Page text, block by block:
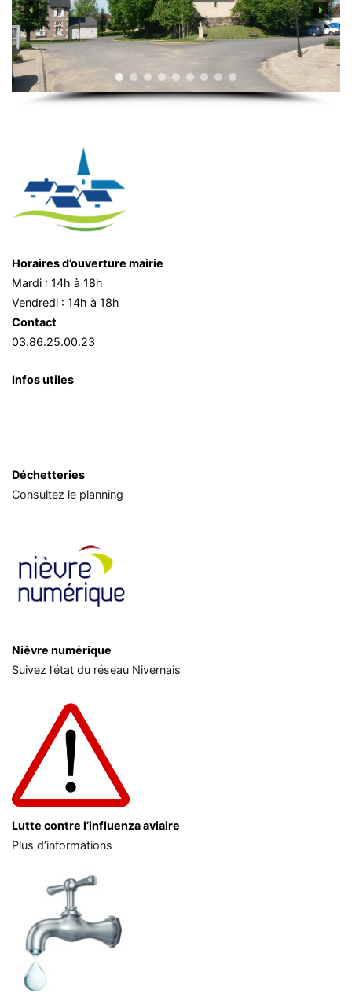
Horaires d’ouverture mairie
Mardi : 14h à 18h
Vendredi : 14h à 18h
Contact
03.86.25.00.23
Infos utiles
Déchetteries
Consultez le planning
Nièvre numérique
Suivez l’état du réseau Nivernais
Lutte contre l’influenza aviaire
Plus d’informations